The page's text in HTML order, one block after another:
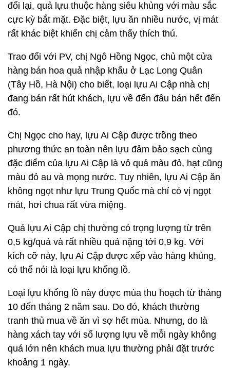
đổi lại, quả lựu thuộc hàng siêu khủng với màu sắc
cực kỳ bắt mặt. Đặc biệt, lựu ăn nhiều nước, vị mát
rất khác biệt khiến chị cảm thấy thích thú.
Trao đổi với PV, chị Ngô Hồng Ngọc, chủ một cửa
hàng bán hoa quả nhập khẩu ở Lạc Long Quân
(Tây Hồ, Hà Nội) cho biết, loại lựu Ai Cập nhà chị
đang bán rất hút khách, lựu về đến đâu bán hết đến
đó.
Chị Ngọc cho hay, lựu Ai Cập được trồng theo
phương thức an toàn nên lựu đảm bảo sạch cùng
đặc điểm của lựu Ai Cập là vỏ quả màu đỏ, hạt cũng
màu đỏ au và mọng nước. Tuy nhiên, lựu Ai Cập ăn
không ngọt như lựu Trung Quốc mà chỉ có vị ngọt
mát, hơi chua rất vừa miệng.
Quả lựu Ai Cập chị thường có trọng lượng từ trên
0,5 kg/quả và rất nhiều quả nặng tới 0,9 kg. Với
kích cỡ này, lựu Ai Cập được xếp vào hàng khủng,
có thể nói là loại lựu khổng lồ.
Loại lựu khổng lồ này được mùa thu hoạch từ tháng
10 đến tháng 2 năm sau. Do đó, khách thường
tranh thủ mua về ăn vì sợ hết mùa. Nhưng, do là
hàng xách tay với số lượng lựu về mỗi ngày không
quá lớn nên khách mua lựu thường phải đặt trước
khoảng 1 ngày.